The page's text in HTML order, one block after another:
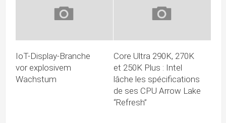
IoT-Display-Branche
vor explosivem
Wachstum
Core Ultra 290K, 270K
et 250K Plus : Intel
lâche les spécifications
de ses CPU Arrow Lake
“Refresh”